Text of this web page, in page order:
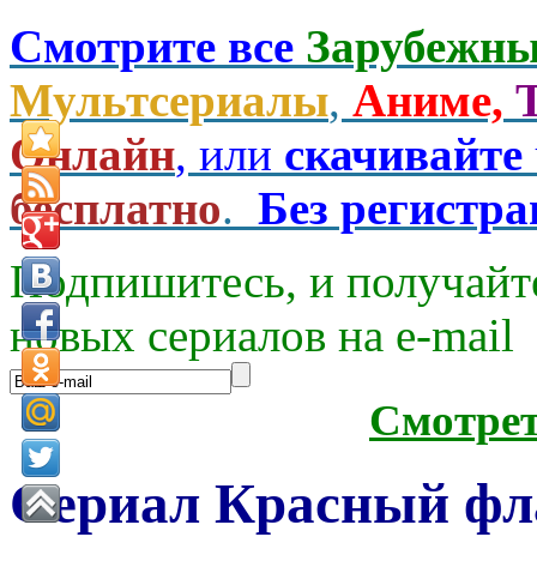
Смотрите все
Мультсериалы, Аниме,
Онлайн, или скачивайте
бесплатно. Без
Подпишитесь, и
новых сериалов на e-mаil
Сериал Красный